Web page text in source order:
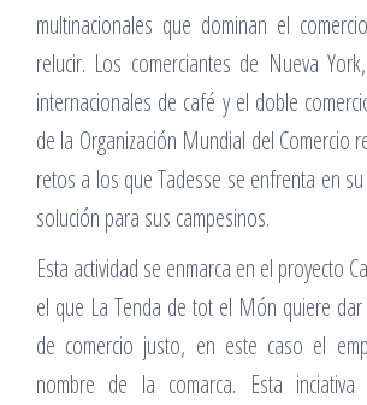
multinacionales que dominan el
relucir. Los comerciantes de Nueva
internacionales de café y el doble
de la Organización Mundial del Comercio
retos a los que Tadesse se enfrenta en
solución para sus campesinos.
Esta actividad se enmarca en el proyecto
el que La Tenda de tot el Món quiere
de comercio justo, en este caso el
nombre de la comarca. Esta